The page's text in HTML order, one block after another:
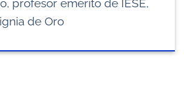
profesor emérito de IESE,
de Oro